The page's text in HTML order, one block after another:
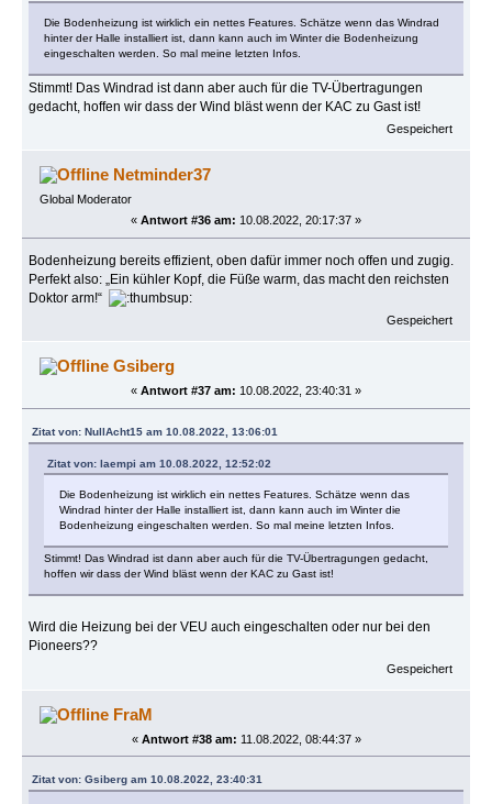
Die Bodenheizung ist wirklich ein nettes Features. Schätze wenn das Windrad
hinter der Halle installiert ist, dann kann auch im Winter die Bodenheizung
eingeschalten werden. So mal meine letzten Infos.
Stimmt! Das Windrad ist dann aber auch für die TV-Übertragungen
gedacht, hoffen wir dass der Wind bläst wenn der KAC zu Gast ist!
Gespeichert
Netminder37
Global Moderator
« Antwort #36 am: 10.08.2022, 20:17:37 »
Bodenheizung bereits effizient, oben dafür immer noch offen und zugig.
Perfekt also: „Ein kühler Kopf, die Füße warm, das macht den reichsten
Doktor arm!“
Gespeichert
Gsiberg
« Antwort #37 am: 10.08.2022, 23:40:31 »
Zitat von: NullAcht15 am 10.08.2022, 13:06:01
Zitat von: laempi am 10.08.2022, 12:52:02
Die Bodenheizung ist wirklich ein nettes Features. Schätze wenn das
Windrad hinter der Halle installiert ist, dann kann auch im Winter die
Bodenheizung eingeschalten werden. So mal meine letzten Infos.
Stimmt! Das Windrad ist dann aber auch für die TV-Übertragungen gedacht,
hoffen wir dass der Wind bläst wenn der KAC zu Gast ist!
Wird die Heizung bei der VEU auch eingeschalten oder nur bei den
Pioneers??
Gespeichert
FraM
« Antwort #38 am: 11.08.2022, 08:44:37 »
Zitat von: Gsiberg am 10.08.2022, 23:40:31